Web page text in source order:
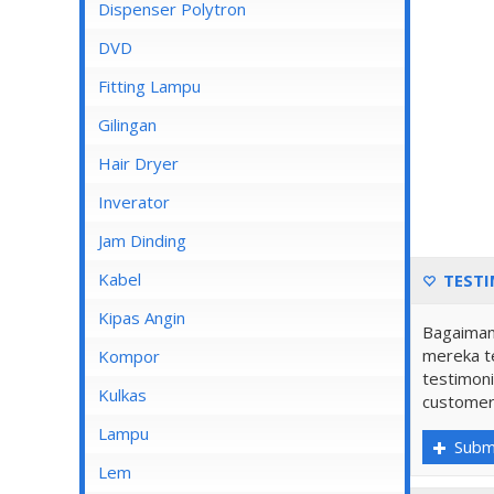
Dispenser Cosmos
Dispenser Miyako
Dispenser Sanken
Dispenser Polytron
DVD
Fitting Lampu
Gilingan
Hair Dryer
Inverator
Jam Dinding
Kabel
Inbow/Outbow T Dus
Kabel Aksesoris
Kabel Antena
Kabel BC
Kipas Angin
Kipas Angin Berdiri
Kipas Angin Dinding
Kipas Angin Duduk
Kipas Angin Gantung
Kompor
Kompor Rinnai
Kulkas
LG
POLYTRON
Lampu
Fitting Lampu
Lem
mereka